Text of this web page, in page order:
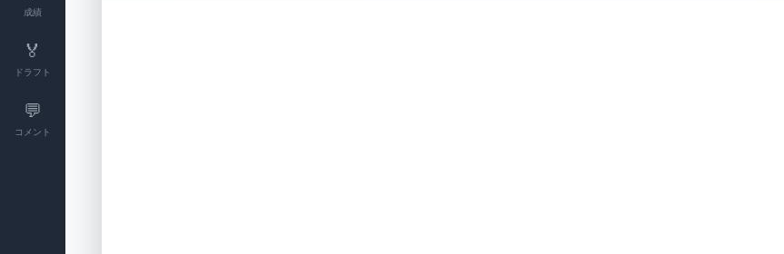
成績
🏅
ドラフト
💬
コメント